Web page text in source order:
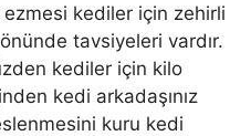
ezmesi kediler için zehirli
tavsiyeleri vardır.
kediler için kilo
kedi arkadaşınız
kuru kedi